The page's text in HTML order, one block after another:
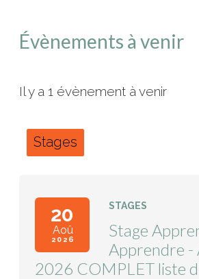
Évènements à venir
Il y a 1 évènement à venir
Stages
20
Aoû
2026
STAGES
Stage
Apprendre -
2026 COMPLET liste